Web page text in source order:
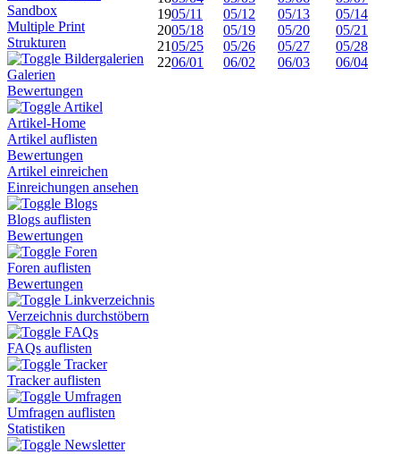
Sandbox
Multiple Print
Strukturen
Bildergalerien
Galerien
Bewertungen
Artikel
Artikel-Home
Artikel auflisten
Bewertungen
Artikel einreichen
Einreichungen ansehen
Blogs
Blogs auflisten
Bewertungen
Foren
Foren auflisten
Bewertungen
Linkverzeichnis
Verzeichnis durchstöbern
FAQs
FAQs auflisten
Tracker
Tracker auflisten
Umfragen
Umfragen auflisten
Statistiken
Newsletter
1905/11 05/12 05/13
05/14
2005/18 05/19 05/20
05/21
2105/25 05/26 05/27
05/28
2206/01 06/02 06/03 06/04